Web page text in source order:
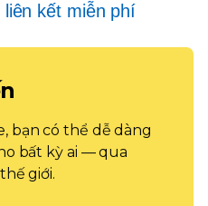
kết miễn phí
bạn có thể dễ dàng
bất kỳ ai — qua
giới.